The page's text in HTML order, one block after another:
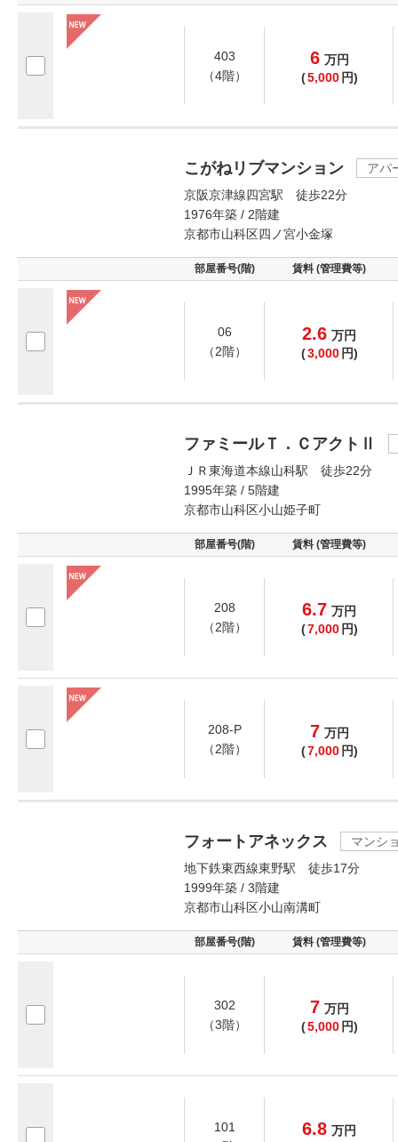
403
（4階）
6 万円
(5,000 円)
こがねリブマンション
アパ
京阪京津線四宮駅 徒歩22分
1976年築 / 2階建
京都市山科区四ノ宮小金塚
部屋番号(階) 賃料 (管理費等)
06
（2階）
2.6 万円
(3,000 円)
ファミールＴ．ＣアクトⅡ
ＪＲ東海道本線山科駅 徒歩22分
1995年築 / 5階建
京都市山科区小山姫子町
部屋番号(階) 賃料 (管理費等)
208
（2階）
6.7 万円
(7,000 円)
208-P
（2階）
7 万円
(7,000 円)
フォートアネックス
マンシ
地下鉄東西線東野駅 徒歩17分
1999年築 / 3階建
京都市山科区小山南溝町
部屋番号(階) 賃料 (管理費等)
302
（3階）
7 万円
(5,000 円)
101
6.8 万円